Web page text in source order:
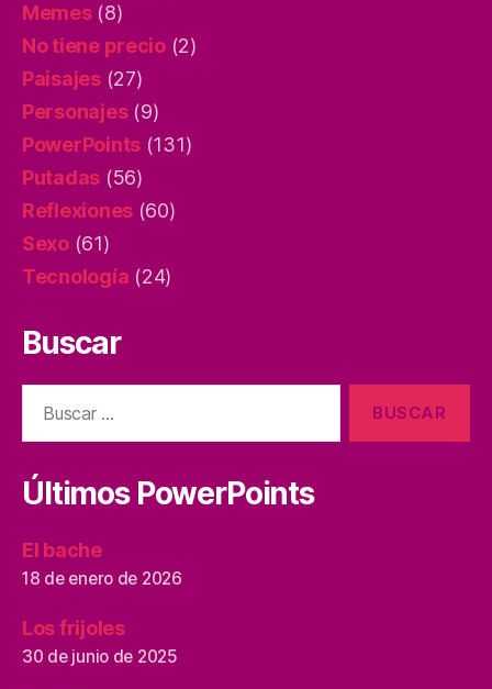
Memes(8)
No tiene precio(2)
Paisajes(27)
Personajes(9)
PowerPoints (131)
Putadas (56)
Reflexiones (60)
Sexo(61)
Tecnología (24)
Buscar
Últimos PowerPoints
El bache
18 de enero de 2026
Los frijoles
30 de junio de 2025